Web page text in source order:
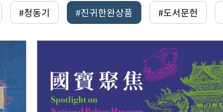
#청동기 #진귀한완상품 #도서문헌